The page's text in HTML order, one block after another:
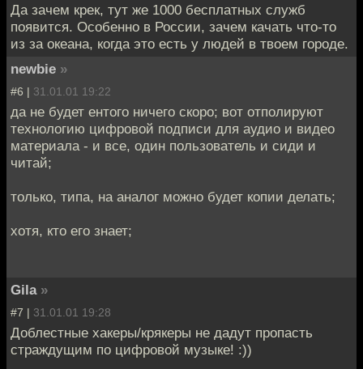
Да зачем крек, тут же 1000 бесплатных служб
появится. Особенно в России, зачем качать что-то
из за океана, когда это есть у людей в твоем городе.
newbie »
#6 | 31.01.01 19:22
да не будет ентого ничего скоро; вот отполируют
технологию цифровой подписи для аудио и видео
материала - и все, один пользователь и сиди и
читай;
только, типа, на аналог можно будет копии делать;
хотя, кто его знает;
Gila »
#7 | 31.01.01 19:28
Доблестные хакеры/крякеры не дадут пропасть
страждущим по цифровой музыке! :))